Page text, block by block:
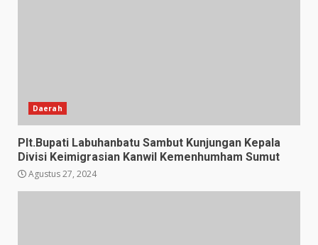
Daerah
Plt.Bupati Labuhanbatu Sambut Kunjungan Kepala
Divisi Keimigrasian Kanwil Kemenhumham Sumut
Agustus 27, 2024